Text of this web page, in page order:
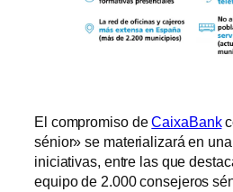
El compromiso deCaixaBank
sénior» se materializará en
iniciativas, entre las que
equipo de 2.000 consejeros